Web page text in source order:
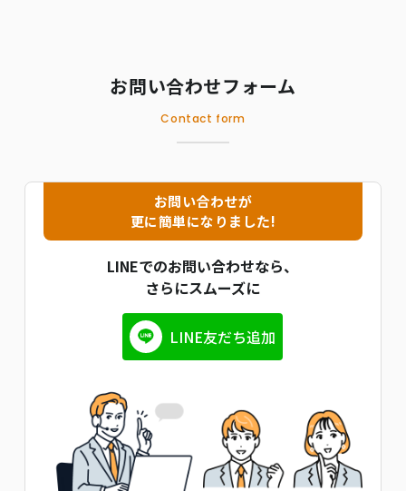
お問い合わせフォーム
Contact form
お問い合わせが
更に簡単になりました!
LINEでのお問い合わせなら、
さらにスムーズに
LINE友だち追加